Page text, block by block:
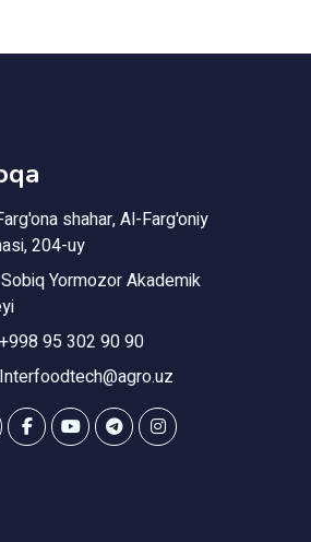
shahar, Al-Farg'oniy
204-uy
Sobiq Yormozor Akademik
+998 95 302 90 90
Interfoodtech@agro.uz